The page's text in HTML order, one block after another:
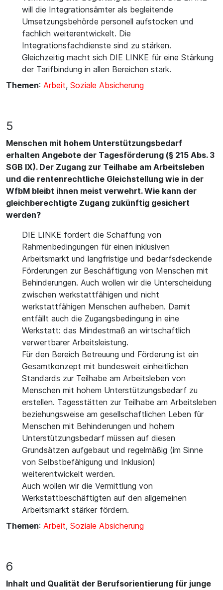
will die Integrationsämter als begleitende
Umsetzungsbehörde personell aufstocken und
fachlich weiterentwickelt. Die
Integrationsfachdienste sind zu stärken.
Gleichzeitig macht sich DIE LINKE für eine Stärkung
der Tarifbindung in allen Bereichen stark.
Themen: Arbeit, Soziale Absicherung
5
Menschen mit hohem Unterstützungsbedarf
erhalten Angebote der Tagesförderung (§ 215 Abs. 3
SGB IX). Der Zugang zur Teilhabe am Arbeitsleben
und die rentenrechtliche Gleichstellung wie in der
WfbM bleibt ihnen meist verwehrt. Wie kann der
gleichberechtigte Zugang zukünftig gesichert
werden?
DIE LINKE fordert die Schaffung von
Rahmenbedingungen für einen inklusiven
Arbeitsmarkt und langfristige und bedarfsdeckende
Förderungen zur Beschäftigung von Menschen mit
Behinderungen. Auch wollen wir die Unterscheidung
zwischen werkstattfähigen und nicht
werkstattfähigen Menschen aufheben. Damit
entfällt auch die Zugangsbedingung in eine
Werkstatt: das Mindestmaß an wirtschaftlich
verwertbarer Arbeitsleistung.
Für den Bereich Betreuung und Förderung ist ein
Gesamtkonzept mit bundesweit einheitlichen
Standards zur Teilhabe am Arbeitsleben von
Menschen mit hohem Unterstützungsbedarf zu
erstellen. Tagesstätten zur Teilhabe am Arbeitsleben
beziehungsweise am gesellschaftlichen Leben für
Menschen mit Behinderungen und hohem
Unterstützungsbedarf müssen auf diesen
Grundsätzen aufgebaut und regelmäßig (im Sinne
von Selbstbefähigung und Inklusion)
weiterentwickelt werden.
Auch wollen wir die Vermittlung von
Werkstattbeschäftigten auf den allgemeinen
Arbeitsmarkt stärker fördern.
Themen: Arbeit, Soziale Absicherung
6
Inhalt und Qualität der Berufsorientierung für junge